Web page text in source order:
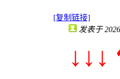
[复制链接]
发表于